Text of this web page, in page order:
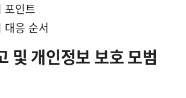
포인트
대응 순서
및 개인정보 보호 모범